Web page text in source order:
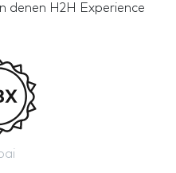
denen H2H Experience